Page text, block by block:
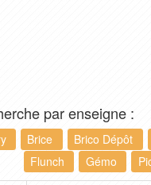
par enseigne :
Brice
Brico Dépôt
Flunch
Gémo